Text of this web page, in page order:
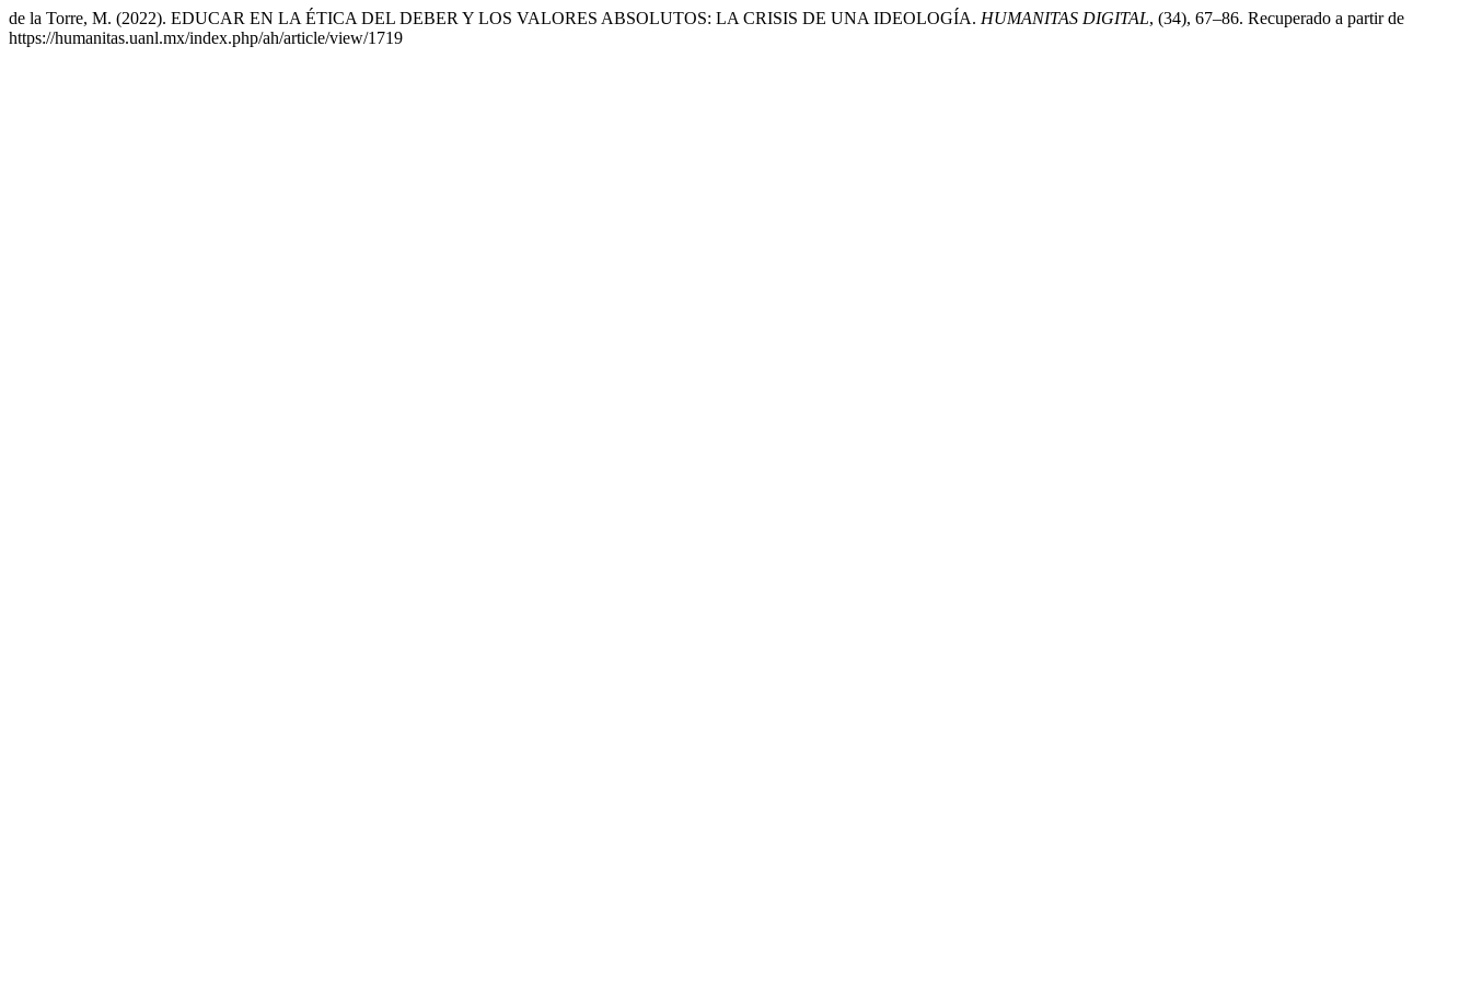
de la Torre, M. (2022). EDUCAR EN LA ÉTICA DEL DEBER Y LOS VALORES ABSOLUTOS: LA CRISIS DE UNA IDEOLOGÍA. HUMANITAS DIGITAL, (34), 67–86. Recuperado a partir de
https://humanitas.uanl.mx/index.php/ah/article/view/1719